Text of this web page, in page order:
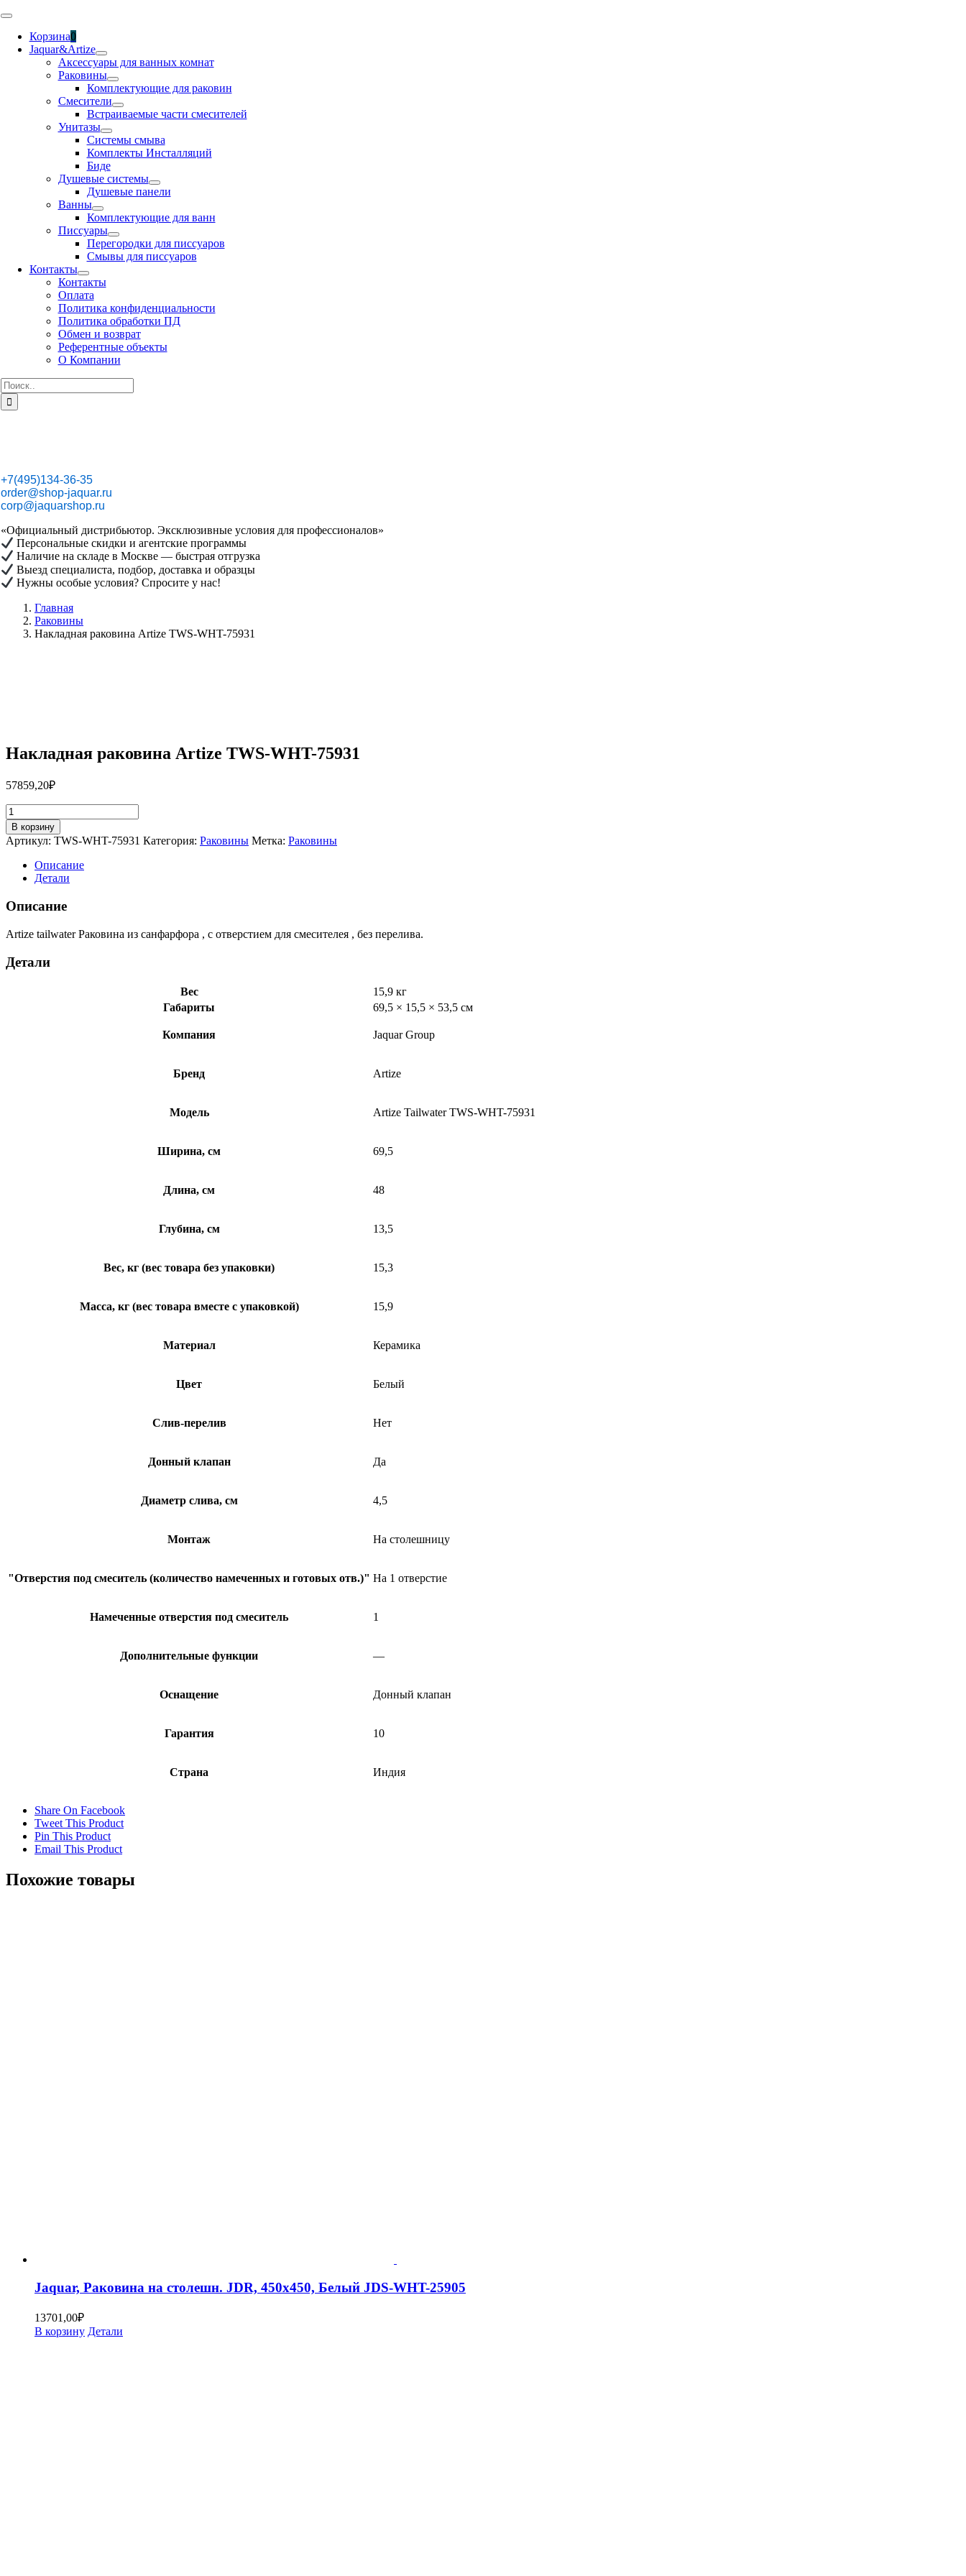
Skip
content
Toggle
NavigationКорзина0
Jaquar&Artize
Аксессуары для ванных комнат
Раковины
Комплектующие для раковин
Смесители
Встраиваемые части смесителей
Унитазы
Системы смыва
Комплекты Инсталляций
Биде
Душевые системы
Душевые панели
Ванны
Комплектующие для ванн
Писсуары
Перегородки для писсуаров
Смывы для писсуаров
Контакты
Контакты
Оплата
Политика конфиденциальности
Политика обработки ПД
Обмен и возврат
Референтные объекты
О Компании
Результат
поиска:
+7(495)134-36-35
order@shop-jaquar.ru
corp@jaquarshop.ru
«Официальный дистрибьютор. Эксклюзивные условия для профессионалов»
Персональные скидки и агентские программы
Наличие на складе в Москве — быстрая отгрузка
Выезд специалиста, подбор, доставка и образцы
Нужны особые условия? Спросите у нас!
Главная
Раковины
Накладная раковина Artize TWS-WHT-75931
Накладная раковина Artize TWS-WHT-75931
57859,20₽
Количество
товара
Накладная
раковина
Artize
TWS-
75931
В корзину
Артикул: TWS-WHT-75931 Категория: Раковины Метка: Раковины
Описание
Детали
Описание
Artize tailwater Раковина из санфарфора , с отверстием для смесителея , без перелива.
Детали
Вес
15,9 кг
Габариты
69,5 × 15,5 × 53,5 см
Компания Jaquar Group
Бренд Artize
Модель Artize Tailwater TWS-WHT-75931
Ширина, см 69,5
Длина, см 48
Глубина, см 13,5
Вес, кг (вес товара без упаковки) 15,3
Масса, кг (вес товара вместе с упаковкой) 15,9
Материал Керамика
Цвет Белый
Слив-перелив Нет
Донный клапан Да
Диаметр слива, см 4,5
Монтаж На столешницу
"Отверстия под смеситель (количество намеченных и готовых отв.)" На 1 отверстие
Намеченные отверстия под смеситель 1
Дополнительные функции —
Оснащение Донный клапан
Гарантия 10
Страна Индия
Share On Facebook
Tweet This Product
Pin This Product
Email This Product
Похожие товары
Jaquar, Раковина на столешн. JDR, 450х450, Белый JDS-WHT-25905
13701,00₽
В корзину Детали